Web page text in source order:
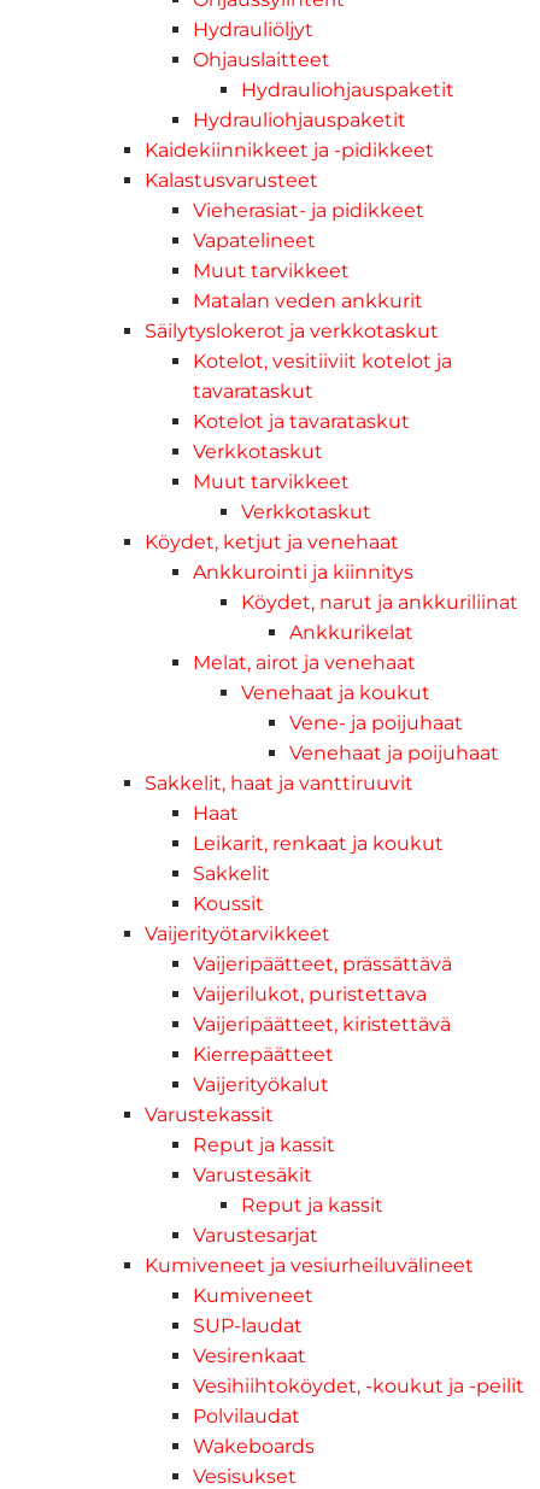
Hydrauliöljyt
Ohjauslaitteet
Hydrauliohjauspaketit
Hydrauliohjauspaketit
Kaidekiinnikkeet ja -pidikkeet
Kalastusvarusteet
Vieherasiat- ja pidikkeet
Vapatelineet
Muut tarvikkeet
Matalan veden ankkurit
Säilytyslokerot ja verkkotaskut
Kotelot, vesitiiviit kotelot ja
tavarataskut
Kotelot ja tavarataskut
Verkkotaskut
Muut tarvikkeet
Verkkotaskut
Köydet, ketjut ja venehaat
Ankkurointi ja kiinnitys
Köydet, narut ja ankkuriliinat
Ankkurikelat
Melat, airot ja venehaat
Venehaat ja koukut
Vene- ja poijuhaat
Venehaat ja poijuhaat
Sakkelit, haat ja vanttiruuvit
Haat
Leikarit, renkaat ja koukut
Sakkelit
Koussit
Vaijerityötarvikkeet
Vaijeripäätteet, prässättävä
Vaijerilukot, puristettava
Vaijeripäätteet, kiristettävä
Kierrepäätteet
Vaijerityökalut
Varustekassit
Reput ja kassit
Varustesäkit
Reput ja kassit
Varustesarjat
Kumiveneet ja vesiurheiluvälineet
Kumiveneet
SUP-laudat
Vesirenkaat
Vesihiihtoköydet, -koukut ja -peilit
Polvilaudat
Wakeboards
Vesisukset